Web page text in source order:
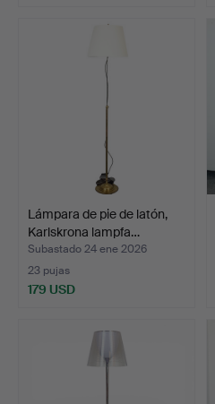
Lámpara de pie de latón,
Karlskrona lampfa…
Subastado 24 ene 2026
23 pujas
179 USD